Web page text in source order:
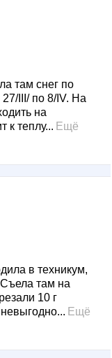
там снег по
27/III/ по 8/IV. На
на
к теплу... Ещё
в техникум,
там на
10 г
Ещё